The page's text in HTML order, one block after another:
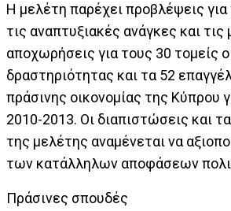
Η μελέτη παρέχει προβλέψεις
τις αναπτυξιακές ανάγκες και τις
αποχωρήσεις για τους 30 τομείς
δραστηριότητας και τα 52
πράσινης οικονομίας της Κύπρου
2010-2013. Οι διαπιστώσεις και
της μελέτης αναμένεται να
των κατάλληλων αποφάσεων
Πράσινες σπουδές